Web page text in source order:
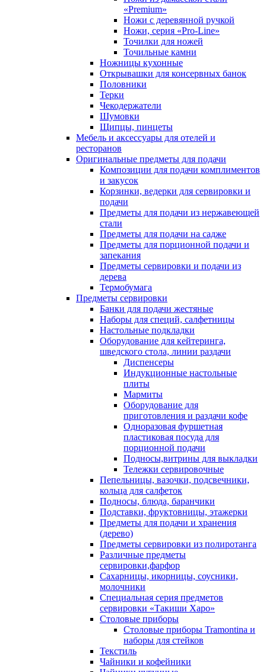
«Premium»
Ножи с деревянной ручкой
Ножи, серия «Pro-Line»
Точилки для ножей
Точильные камни
Ножницы кухонные
Открывашки для консервных банок
Половники
Терки
Чекодержатели
Шумовки
Щипцы, пинцеты
Мебель и аксессуары для отелей и
ресторанов
Оригинальные предметы для подачи
Композиции для подачи комплиментов
и закусок
Корзинки, ведерки для сервировки и
подачи
Предметы для подачи из нержавеющей
стали
Предметы для подачи на садже
Предметы для порционной подачи и
запекания
Предметы сервировки и подачи из
дерева
Термобумага
Предметы сервировки
Банки для подачи жестяные
Наборы для специй, салфетницы
Настольные подкладки
Оборудование для кейтеринга,
шведского стола, линии раздачи
Диспенсеры
Индукционные настольные
плиты
Мармиты
Оборудование для
приготовления и раздачи кофе
Одноразовая фуршетная
пластиковая посуда для
порционной подачи
Подносы,витрины для выкладки
Тележки сервировочные
Пепельницы, вазочки, подсвечники,
кольца для салфеток
Подносы, блюда, баранчики
Подставки, фруктовницы, этажерки
Предметы для подачи и хранения
(дерево)
Предметы сервировки из полиротанга
Различные предметы
сервировки,фарфор
Сахарницы, икорницы, соусники,
молочники
Специальная серия предметов
сервировки «Такиши Харо»
Столовые приборы
Столовые приборы Trаmоntina и
наборы для стейков
Текстиль
Чайники и кофейники